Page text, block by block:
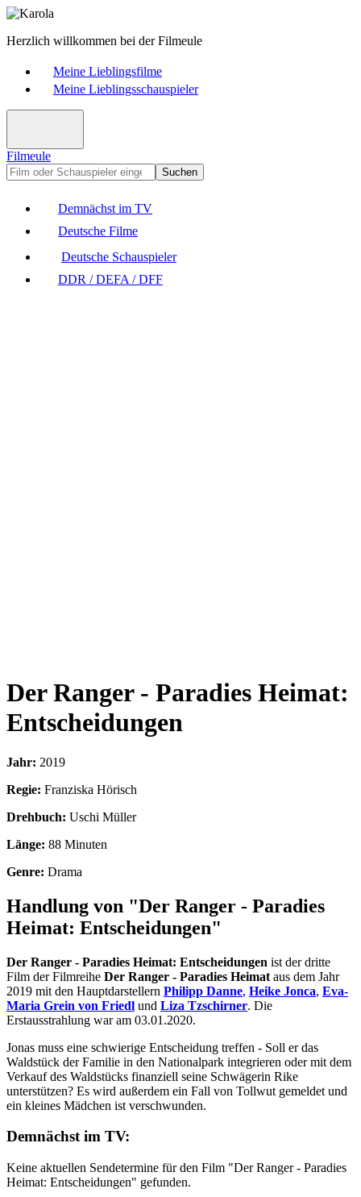
Herzlich willkommen bei der Filmeule
Meine Lieblingsfilme
Meine Lieblingsschauspieler
Filmeule
Suchen
Demnächst im TV
Deutsche Filme
Deutsche Schauspieler
DDR / DEFA / DFF
Der Ranger - Paradies Heimat:
Entscheidungen
Jahr: 2019
Regie: Franziska Hörisch
Drehbuch: Uschi Müller
Länge: 88 Minuten
Genre: Drama
Handlung von "Der Ranger - Paradies
Heimat: Entscheidungen"
Der Ranger - Paradies Heimat: Entscheidungen ist der dritte
Film der Filmreihe Der Ranger - Paradies Heimat aus dem Jahr
2019 mit den Hauptdarstellern Philipp Danne, Heike Jonca, Eva-
Maria Grein von Friedl und Liza Tzschirner. Die
Erstausstrahlung war am 03.01.2020.
Jonas muss eine schwierige Entscheidung treffen - Soll er das
Waldstück der Familie in den Nationalpark integrieren oder mit dem
Verkauf des Waldstücks finanziell seine Schwägerin Rike
unterstützen? Es wird außerdem ein Fall von Tollwut gemeldet und
ein kleines Mädchen ist verschwunden.
Demnächst im TV:
Keine aktuellen Sendetermine für den Film "Der Ranger - Paradies
Heimat: Entscheidungen" gefunden.